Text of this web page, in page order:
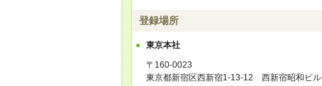
登録場所
東京本社
〒160-0023
東京都新宿区西新宿1-13-12 西新宿昭和ビル